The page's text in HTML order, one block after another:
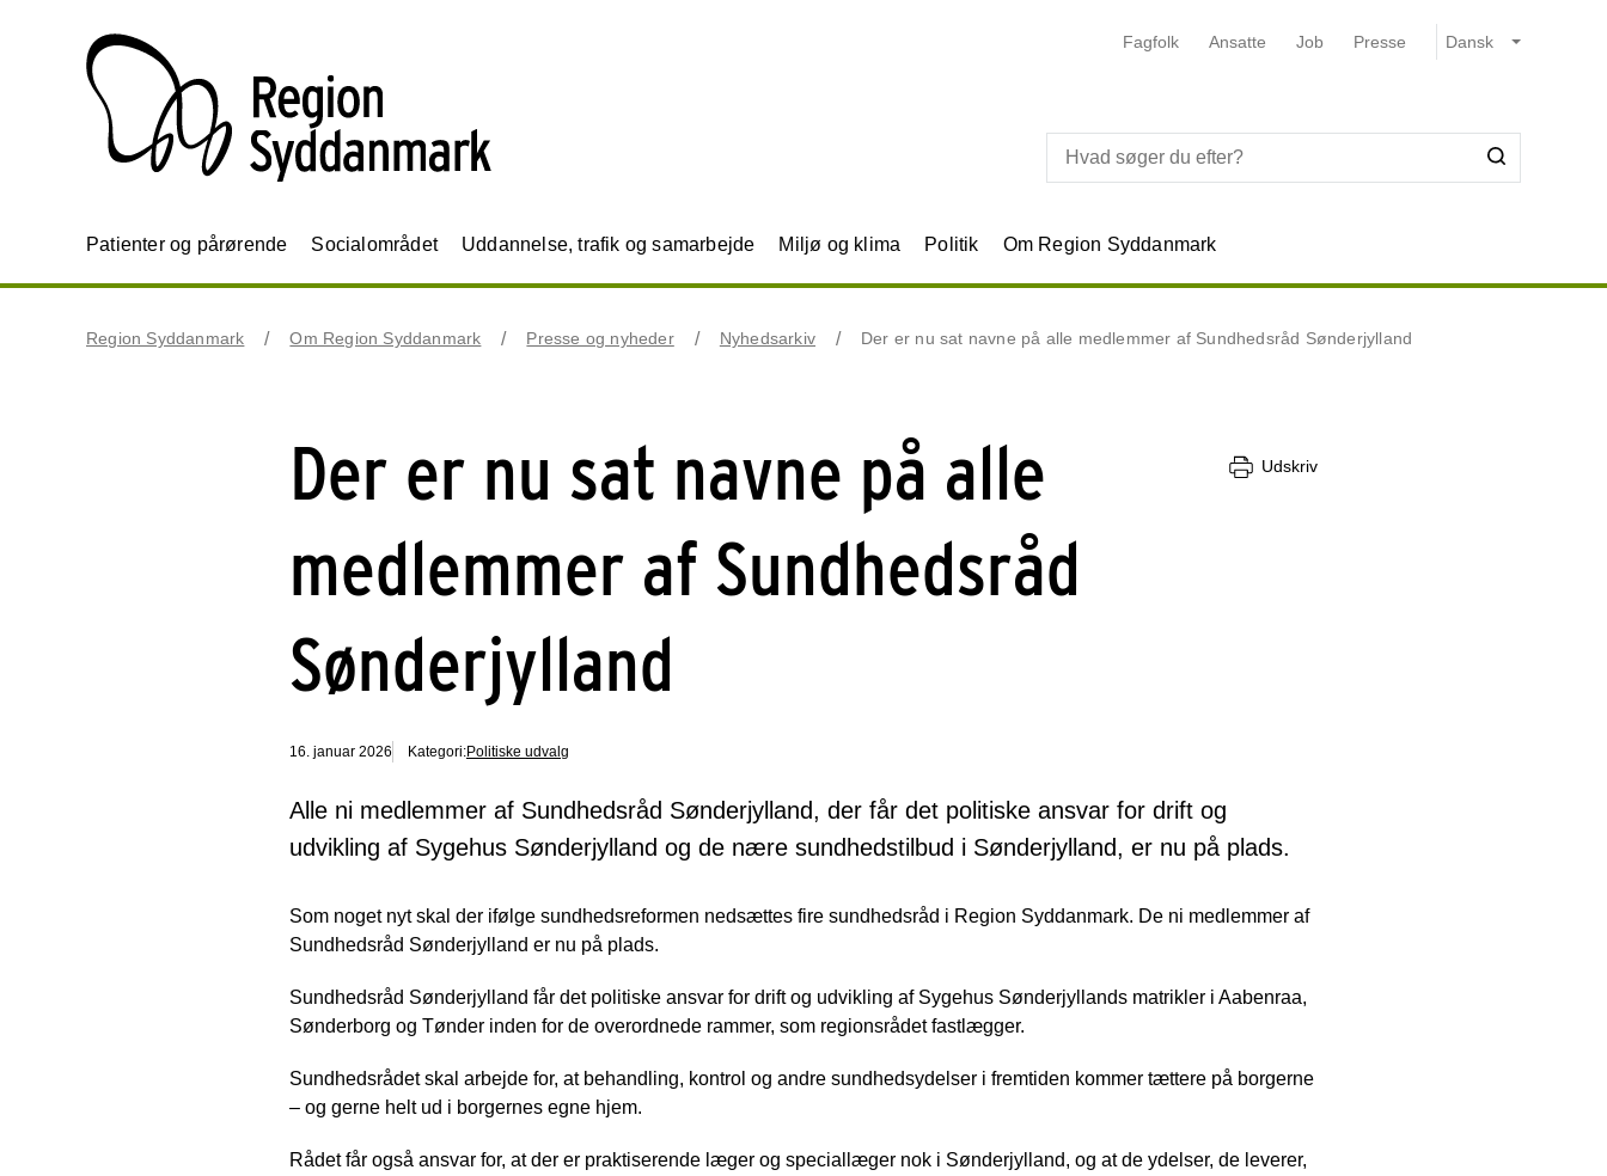
Fagfolk Ansatte Job Presse
Patienter og pårørende Socialområdet Uddannelse, trafik og samarbejde Miljø og klima Politik Om Region Syddanmark
Region Syddanmark Om Region Syddanmark Presse og nyheder Nyhedsarkiv Der er nu sat navne på alle medlemmer af Sundhedsråd Sønderjylland
Der er nu sat navne på alle
medlemmer af Sundhedsråd
Sønderjylland
Udskriv
16. januar 2026 Kategori:Politiske udvalg
Alle ni medlemmer af Sundhedsråd Sønderjylland, der får det politiske ansvar for drift og
udvikling af Sygehus Sønderjylland og de nære sundhedstilbud i Sønderjylland, er nu på plads.
Som noget nyt skal der ifølge sundhedsreformen nedsættes fire sundhedsråd i Region Syddanmark. De ni medlemmer af
Sundhedsråd Sønderjylland er nu på plads.
Sundhedsråd Sønderjylland får det politiske ansvar for drift og udvikling af Sygehus Sønderjyllands matrikler i Aabenraa,
Sønderborg og Tønder inden for de overordnede rammer, som regionsrådet fastlægger.
Sundhedsrådet skal arbejde for, at behandling, kontrol og andre sundhedsydelser i fremtiden kommer tættere på borgerne
– og gerne helt ud i borgernes egne hjem.
Rådet får også ansvar for, at der er praktiserende læger og speciallæger nok i Sønderjylland, og at de ydelser, de leverer,